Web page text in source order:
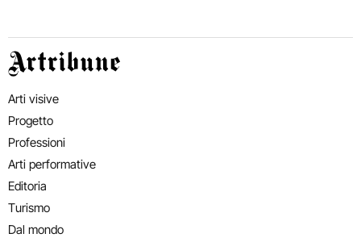
Artribune
Arti visive
Progetto
Professioni
Arti performative
Editoria
Turismo
Dal mondo